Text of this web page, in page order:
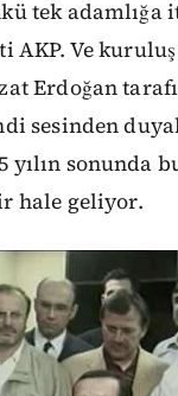
tek adamlığa
Ve kuruluş
Erdoğan
sesinden
yılın sonunda
hale geliyor.